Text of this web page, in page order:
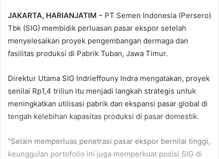
JAKARTA, HARIANJATIM – PT Semen Indonesia (Persero)
Tbk (SIG) membidik perluasan pasar ekspor setelah
menyelesaikan proyek pengembangan dermaga dan
fasilitas produksi di Pabrik Tuban, Jawa Timur.
Direktur Utama SIG Indrieffouny Indra mengatakan, proyek
senilai Rp1,4 triliun itu menjadi langkah strategis untuk
meningkatkan utilisasi pabrik dan ekspansi pasar global di
tengah kelebihan kapasitas produksi di pasar domestik.
“Selain memperluas penetrasi pasar ekspor bernilai tinggi,
keunggulan portofolio ini juga memperkuat posisi SIG di